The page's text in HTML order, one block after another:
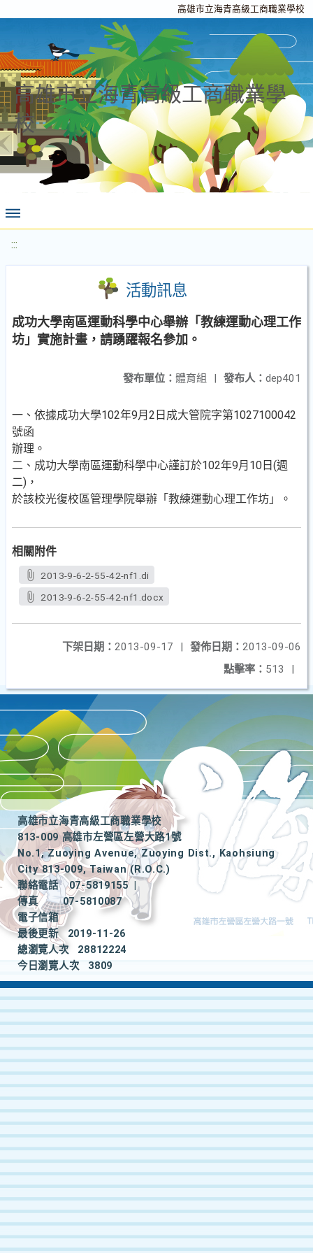
高雄市立海青高級工商職業學校
高雄市立海青高級工商職業學
校
:::
活動訊息
成功大學南區運動科學中心舉辦「教練運動心理工作
坊」實施計畫，請踴躍報名參加。
發布人： dep401
發布單位： 體育組 |
一、依據成功大學102年9月2日成大管院字第1027100042
號函
辦理。
二、成功大學南區運動科學中心謹訂於102年9月10日(週
二)，
於該校光復校區管理學院舉辦「教練運動心理工作坊」。
相關附件
2013-9-6-2-55-42-nf1.di
2013-9-6-2-55-42-nf1.docx
發佈日期： 2013-09-06
下架日期： 2013-09-17
|
點擊率： 513 |
高雄市立海青高級工商職業學校
813-009 高雄市左營區左營大路1號
No.1, Zuoying Avenue, Zuoying Dist., Kaohsiung
City 813-009, Taiwan (R.O.C.)
聯絡電話
07-5819155
|
傳真
07-5810087
電子信箱
最後更新
2019-11-26
總瀏覽人次
28812224
今日瀏覽人次
3809